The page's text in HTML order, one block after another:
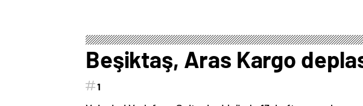
Beşiktaş, Aras Kargo
1